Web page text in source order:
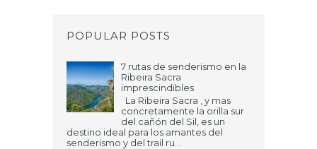
POPULAR POSTS
7 rutas de senderismo en la
Ribeira Sacra
imprescindibles
La Ribeira Sacra , y mas
concretamente la orilla sur
del cañón del Sil, es un
destino ideal para los amantes del
senderismo y del trail ru...